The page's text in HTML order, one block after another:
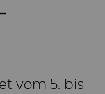
vom 5. bis